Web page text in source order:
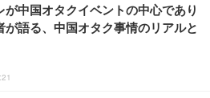
が中国オタクイベントの中心であり
が語る、中国オタク事情のリアルと